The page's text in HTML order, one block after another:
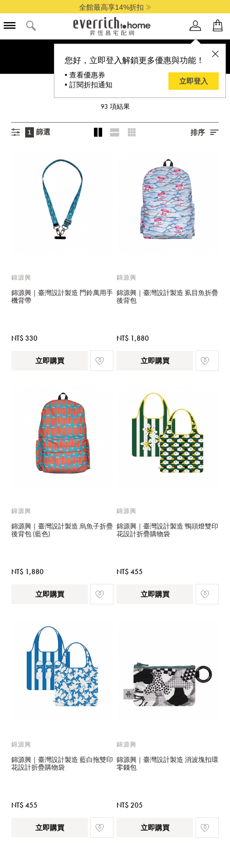
全館最高享14%折扣
您好，立即登入解鎖更多優惠與功能！
• 查看優惠券
• 訂閱折扣通知
立即登入
錦源興
93 項結果
1 篩選 排序
錦源興
錦源興｜臺灣設計製造 門鈴萬用手
機背帶
NT$ 330
立即購買
錦源興
錦源興｜臺灣設計製造 虱目魚折疊
後背包
NT$ 1,880
立即購買
錦源興
錦源興｜臺灣設計製造 烏魚子折疊
後背包 (藍色)
NT$ 1,880
立即購買
錦源興
錦源興｜臺灣設計製造 鴨頭燈雙印
花設計折疊購物袋
NT$ 455
立即購買
錦源興
錦源興｜臺灣設計製造 藍白拖雙印
花設計折疊購物袋
NT$ 455
立即購買
錦源興
錦源興｜臺灣設計製造 消波塊扣環
零錢包
NT$ 205
立即購買